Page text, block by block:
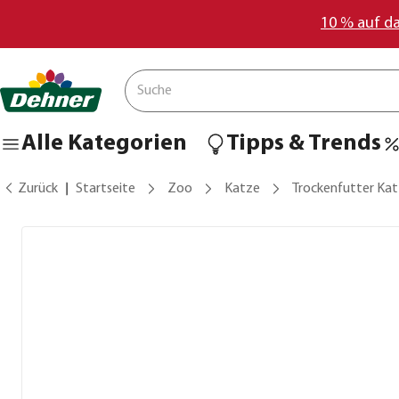
10 % auf
Alle Kategorien Tipps & Trends
Zurück Startseite Zoo Katze Trockenfutter